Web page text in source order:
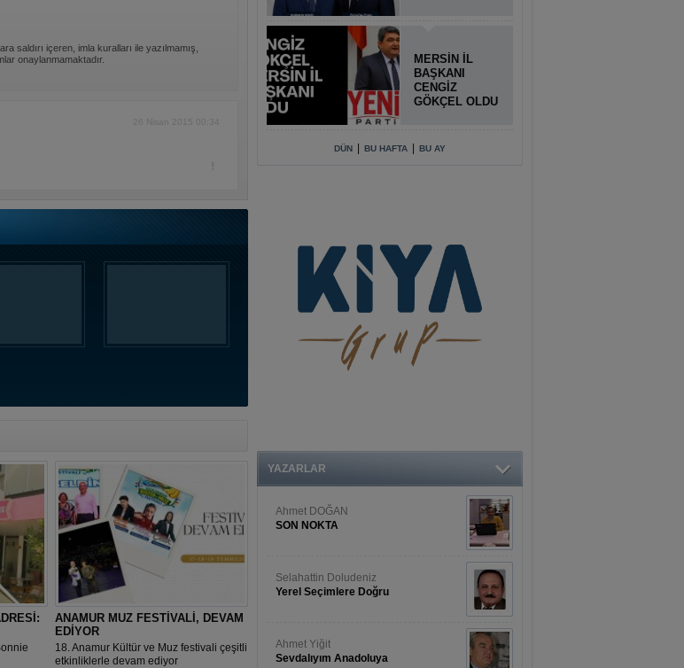
saldırı içeren, imla kuralları ile yazılmamış,
onaylanmamaktadır.
26 Nisan 2015 00:34
ANAMUR MUZ FESTİVALİ, DEVAM
EDİYOR
18. Anamur Kültür ve Muz festivali çeşitli
etkinliklerle devam ediyor
MERSİN İL
BAŞKANI
CENGİZ
GÖKÇEL OLDU
DÜN BU HAFTA BU AY
YAZARLAR
Ahmet DOĞAN
SON NOKTA
Selahattin Doludeniz
Yerel Seçimlere Doğru
Ahmet Yiğit
Sevdalıyım Anadoluya